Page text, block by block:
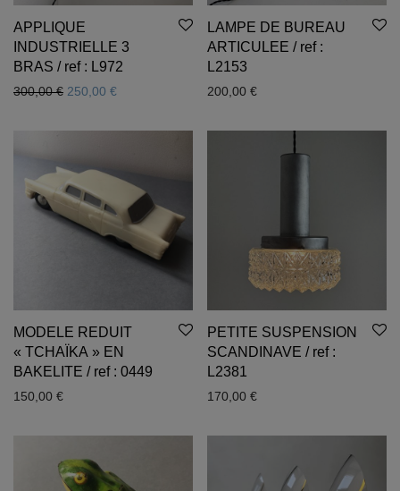
APPLIQUE
INDUSTRIELLE 3
BRAS / ref : L972
300,00€ Le prix initial était : 300,00 €.
250,00 € Le prix actuel est : 250,00 €.
LAMPE DE BUREAU
ARTICULEE / ref :
L2153
200,00 €
MODELE REDUIT
« TCHAÏKA » EN
BAKELITE / ref : 0449
150,00 €
PETITE SUSPENSION
SCANDINAVE / ref :
L2381
170,00 €